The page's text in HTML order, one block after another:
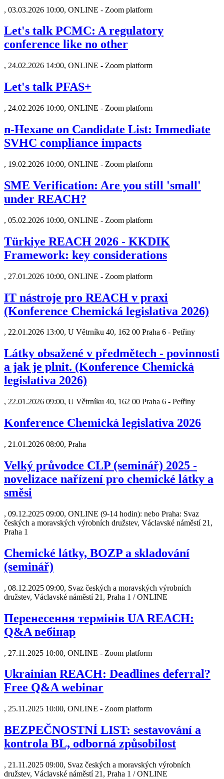
, 03.03.2026 10:00, ONLINE - Zoom platform
Let's talk PCMC: A regulatory
conference like no other
, 24.02.2026 14:00, ONLINE - Zoom platform
Let's talk PFAS+
, 24.02.2026 10:00, ONLINE - Zoom platform
n-Hexane on Candidate List: Immediate
SVHC compliance impacts
, 19.02.2026 10:00, ONLINE - Zoom platform
SME Verification: Are you still 'small'
under REACH?
, 05.02.2026 10:00, ONLINE - Zoom platform
Türkiye REACH 2026 - KKDIK
Framework: key considerations
, 27.01.2026 10:00, ONLINE - Zoom platform
IT nástroje pro REACH v praxi
(Konference Chemická legislativa 2026)
, 22.01.2026 13:00, U Větrníku 40, 162 00 Praha 6 - Petřiny
Látky obsažené v předmětech - povinnosti
a jak je plnit. (Konference Chemická
legislativa 2026)
, 22.01.2026 09:00, U Větrníku 40, 162 00 Praha 6 - Petřiny
Konference Chemická legislativa 2026
, 21.01.2026 08:00, Praha
Velký průvodce CLP (seminář) 2025 -
novelizace nařízení pro chemické látky a
směsi
, 09.12.2025 09:00, ONLINE (9-14 hodin): nebo Praha: Svaz
českých a moravských výrobních družstev, Václavské náměstí 21,
Praha 1
Chemické látky, BOZP a skladování
(seminář)
, 08.12.2025 09:00, Svaz českých a moravských výrobních
družstev, Václavské náměstí 21, Praha 1 / ONLINE
Перенесення термінів UA REACH:
Q&A вебінар
, 27.11.2025 10:00, ONLINE - Zoom platform
Ukrainian REACH: Deadlines deferral?
Free Q&A webinar
, 25.11.2025 10:00, ONLINE - Zoom platform
BEZPEČNOSTNÍ LIST: sestavování a
kontrola BL, odborná způsobilost
, 21.11.2025 09:00, Svaz českých a moravských výrobních
družstev, Václavské náměstí 21, Praha 1 / ONLINE